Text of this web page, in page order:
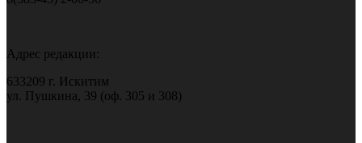
Адрес редакции:
633209 г. Искитим
ул. Пушкина, 39 (оф. 305 и 308)